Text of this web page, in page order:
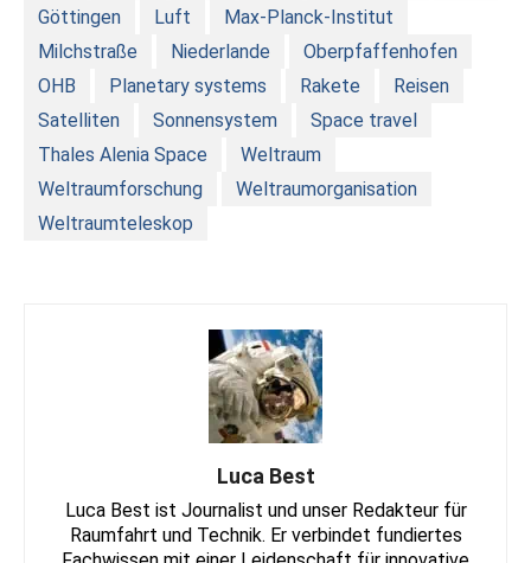
Göttingen
Luft
Max-Planck-Institut
Milchstraße
Niederlande
Oberpfaffenhofen
OHB
Planetary systems Rakete
Reisen
Satelliten
Sonnensystem
Space travel
Thales Alenia Space
Weltraum
Weltraumforschung
Weltraumorganisation
Weltraumteleskop
Luca Best
Luca Best ist Journalist und unser Redakteur für
Raumfahrt und Technik. Er verbindet fundiertes